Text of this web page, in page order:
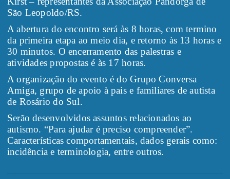
São Leopoldo/RS.
A abertura do encontro será às 8 horas, com termino
da primeira etapa ao meio dia, e retorno às 13 horas e
30 minutos. O encerramento das palestras e
atividades propostas é às 17 horas.
A organização do evento é do Grupo Conversa
Amiga, grupo de apoio à pais e familiares de autista
de Rosário do Sul.
Serão desenvolvidos assuntos relacionados ao
autismo. “Para ajudar é preciso compreender”.
Características comportamentais, dados gerais como:
incidência e terminologia, entre outros.